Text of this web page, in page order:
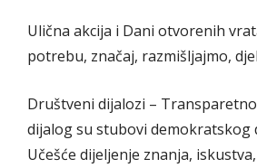
Ulična akcija i Dani otvorenih
potrebu, značaj, razmišljajmo,
Društveni dijalozi –
dijalog su stubovi demokratskog
Učešće dijeljenje znanja,